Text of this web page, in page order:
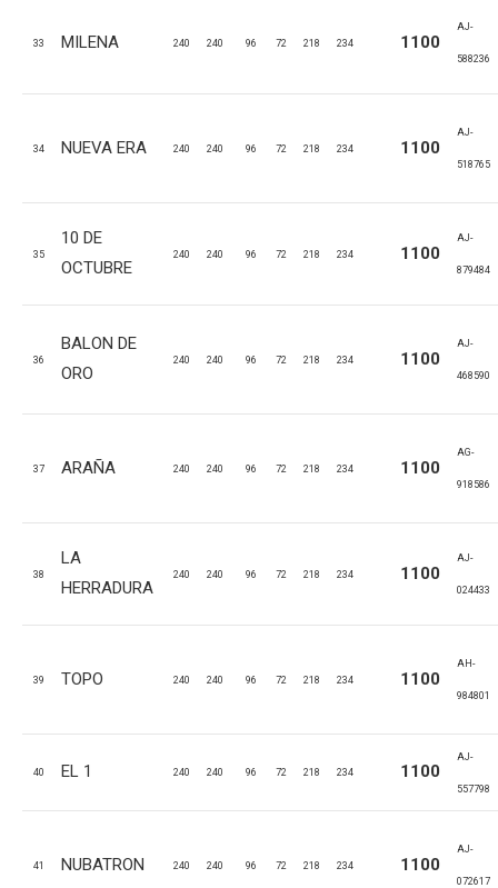
33 MILENA 240 240 96 72 218 234 1100
AJ-
588236
34 NUEVA ERA 240 240 96 72 218 234 1100
AJ-
518765
35
10 DE
OCTUBRE
240 240 96 72 218 234 1100
AJ-
879484
36
BALON DE
ORO
240 240 96 72 218 234 1100
AJ-
468590
37 ARAÑA 240 240 96 72 218 234 1100
AG-
918586
38
LA
HERRADURA
240 240 96 72 218 234 1100
AJ-
024433
39 TOPO 240 240 96 72 218 234 1100
AH-
984801
40 EL 1 240 240 96 72 218 234 1100
AJ-
557798
41 NUBATRON 240 240 96 72 218 234 1100
AJ-
072617